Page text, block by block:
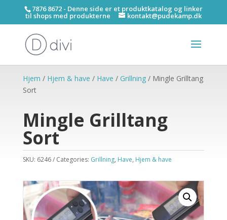
7876 8672 - Denne side er et produktkatalog og linker
til shops med produkterne kontakt@pudekamp.dk
Hjem / Hjem & have / Have / Grillning/ Mingle Grilltang
Sort
Mingle Grilltang
Sort
SKU: 6246 Categories: Grillning, Have, Hjem & have